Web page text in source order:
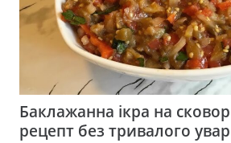
Баклажанна ікра на
рецепт без тривалого